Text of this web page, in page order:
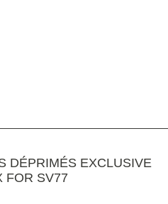
DÉPRIMÉS EXCLUSIVE
FOR SV77